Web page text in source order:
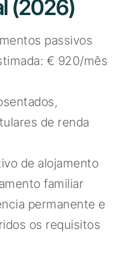
(2026)
passivos
€ 920/mês
de renda
de alojamento
familiar
permanente e
os requisitos